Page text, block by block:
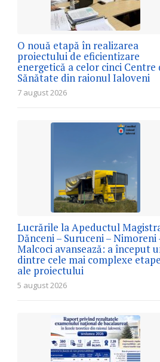
O nouă etapă în realizarea
proiectului de eficientizare
energetică a celor cinci Centre
Sănătate din raionul Ialoveni
7 august 2026
Lucrările la Apeductul
Dănceni – Suruceni – Nimoreni
Malcoci avansează: a început
dintre cele mai complexe etape
ale proiectului
5 august 2026